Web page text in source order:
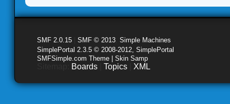
SMF 2.0.15 SMF © 2013 Simple Machines
SimplePortal 2.3.5 © 2008-2012, SimplePortal
SMFSimple.com Theme | Skin Samp
Boards Topics XML